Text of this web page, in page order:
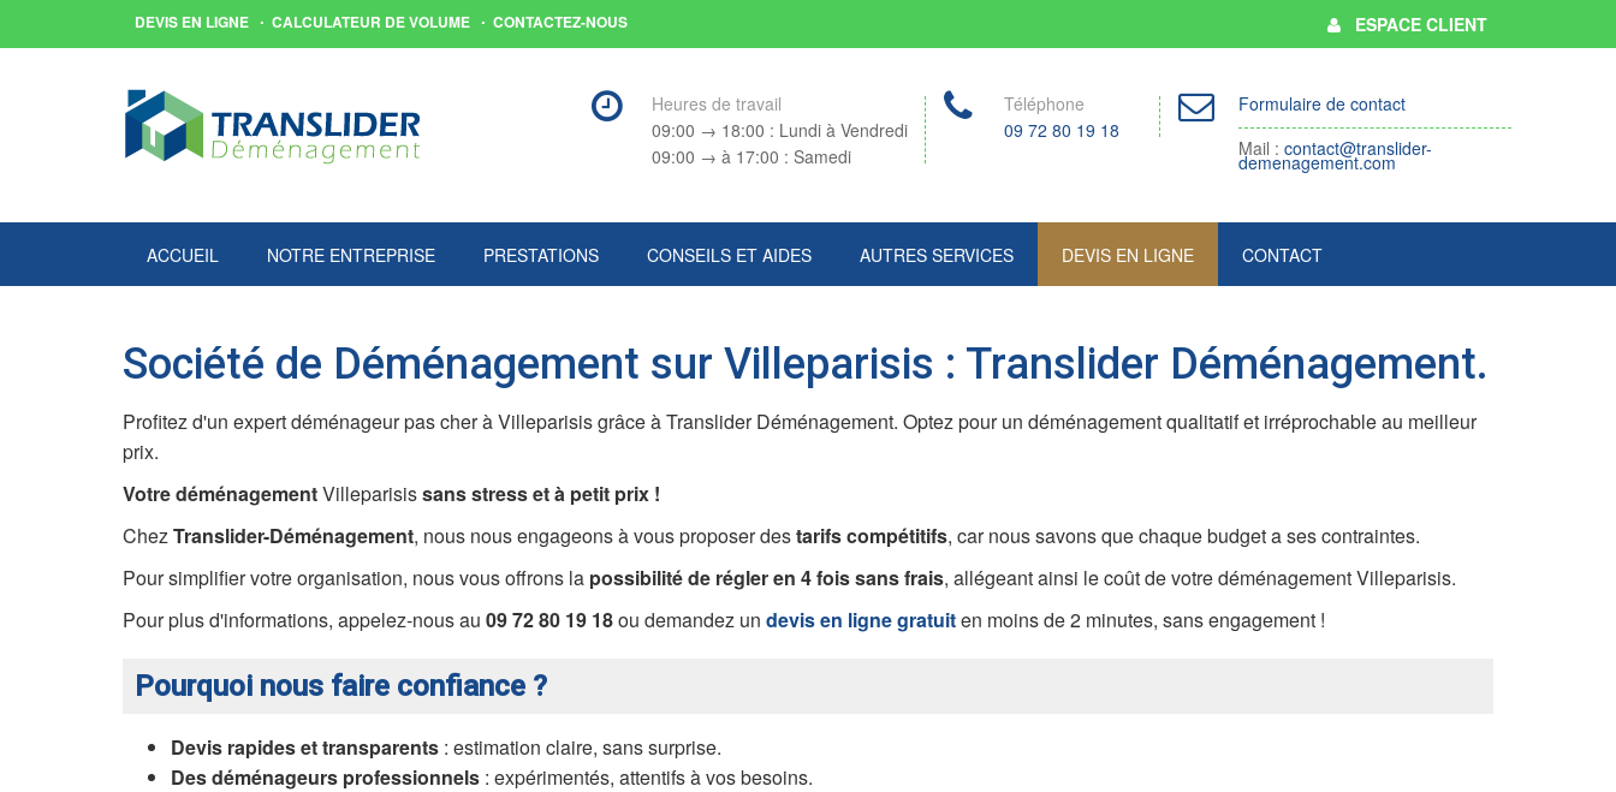
DEVIS EN LIGNE CALCULATEUR DE VOLUME CONTACTEZ-NOUS ESPACE CLIENT
Heures de travail
09:00 → 18:00 : Lundi à Vendredi
09:00 → à 17:00 : Samedi
Téléphone
09 72 80 19 18
Formulaire de contact
Mail : contact@translider-
demenagement.com
ACCUEIL NOTRE ENTREPRISE PRESTATIONS CONSEILS ET AIDES AUTRES SERVICES DEVIS EN LIGNE CONTACT
Société de Déménagement sur Villeparisis : Translider Déménagement.
Profitez d'un expert déménageur pas cher à Villeparisis grâce à Translider Déménagement. Optez pour un déménagement qualitatif et irréprochable au meilleur
prix.
Votre déménagementVilleparisissans stress et à petit prix !
ChezTranslider-Déménagement, nous nous engageons à vous proposer destarifs compétitifs, car nous savons que chaque budget a ses contraintes.
Pour simplifier votre organisation, nous vous offrons la possibilité de régler en 4 fois sans frais, allégeant ainsi le coût de votre déménagement Villeparisis.
Pour plus d'informations, appelez-nous au 09 72 80 19 18ou demandez un devis en ligne gratuiten moins de 2 minutes, sans engagement !
Pourquoi nous faire confiance ?
Devis rapides et transparents : estimation claire, sans surprise.
Des déménageurs professionnels : expérimentés, attentifs à vos besoins.